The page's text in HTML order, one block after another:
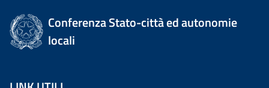
Conferenza Stato-città ed autonomie
locali